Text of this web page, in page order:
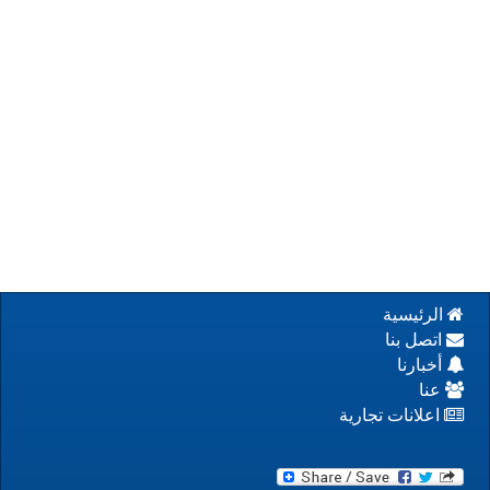
الرئيسية
اتصل بنا
أخبارنا
عنا
اعلانات تجارية